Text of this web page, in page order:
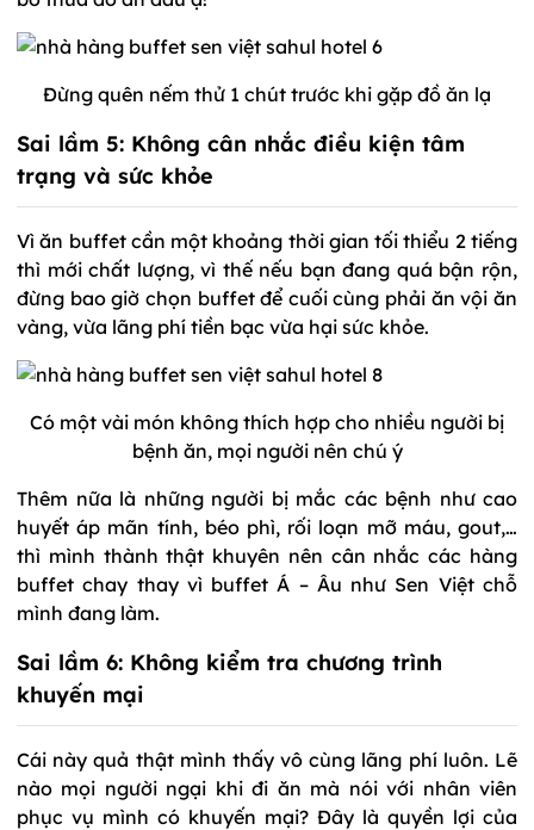
Đừng quên nếm thử 1 chút trước khi gặp đồ ăn lạ
Sai lầm 5: Không cân nhắc điều kiện tâm
trạng và sức khỏe
Vì ăn buffet cần một khoảng thời gian tối thiểu 2 tiếng
thì mới chất lượng, vì thế nếu bạn đang quá bận rộn,
đừng bao giờ chọn buffet để cuối cùng phải ăn vội ăn
vàng, vừa lãng phí tiền bạc vừa hại sức khỏe.
Có một vài món không thích hợp cho nhiều người bị
bệnh ăn, mọi người nên chú ý
Thêm nữa là những người bị mắc các bệnh như cao
huyết áp mãn tính, béo phì, rối loạn mỡ máu, gout,…
thì mình thành thật khuyên nên cân nhắc các hàng
buffet chay thay vì buffet Á – Âu như Sen Việt chỗ
mình đang làm.
Sai lầm 6: Không kiểm tra chương trình
khuyến mại
Cái này quả thật mình thấy vô cùng lãng phí luôn. Lẽ
nào mọi người ngại khi đi ăn mà nói với nhân viên
phục vụ mình có khuyến mại? Đây là quyền lợi của